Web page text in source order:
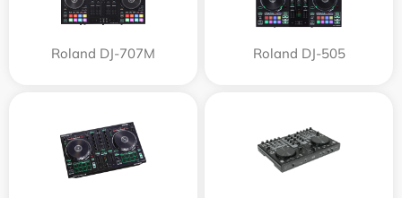
Roland DJ-707M Roland DJ-505